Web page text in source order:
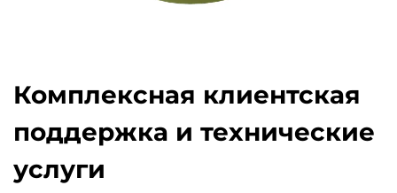
Комплексная клиентская
поддержка и технические
услуги